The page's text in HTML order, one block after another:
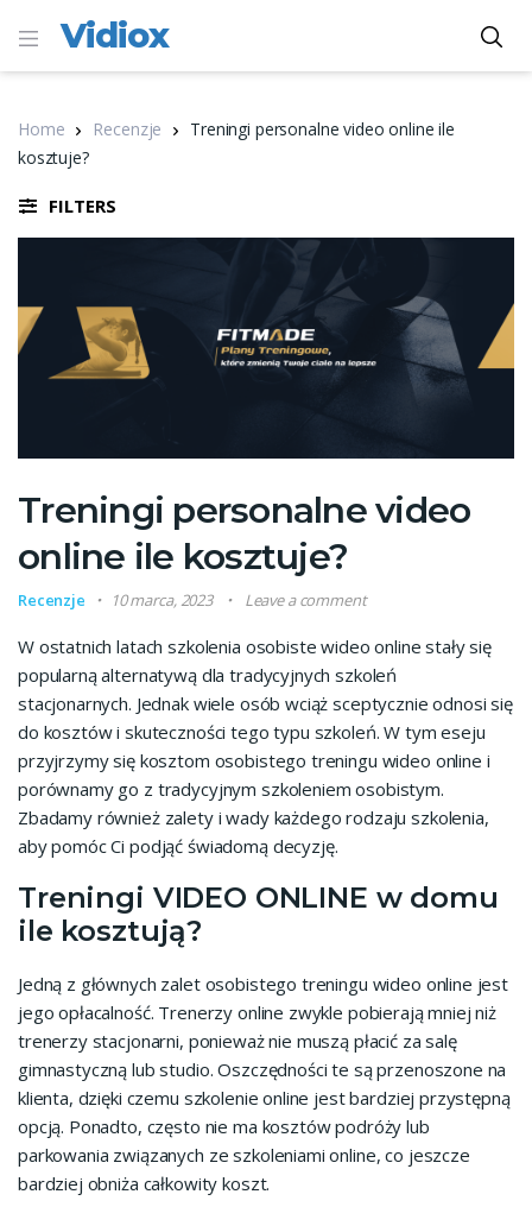
Vidiox
Home Recenzje
Treningi personalne video online ile
kosztuje?
FILTERS
Treningi personalne video
online ile kosztuje?
Recenzje 10 marca, 2023 Leave a comment
W ostatnich latach szkolenia osobiste wideo online stały się
popularną alternatywą dla tradycyjnych szkoleń
stacjonarnych. Jednak wiele osób wciąż sceptycznie odnosi się
do kosztów i skuteczności tego typu szkoleń. W tym eseju
przyjrzymy się kosztom osobistego treningu wideo online i
porównamy go z tradycyjnym szkoleniem osobistym.
Zbadamy również zalety i wady każdego rodzaju szkolenia,
aby pomóc Ci podjąć świadomą decyzję.
Treningi VIDEO ONLINE w domu
ile kosztują?
Jedną z głównych zalet osobistego treningu wideo online jest
jego opłacalność. Trenerzy online zwykle pobierają mniej niż
trenerzy stacjonarni, ponieważ nie muszą płacić za salę
gimnastyczną lub studio. Oszczędności te są przenoszone na
klienta, dzięki czemu szkolenie online jest bardziej przystępną
opcją. Ponadto, często nie ma kosztów podróży lub
parkowania związanych ze szkoleniami online, co jeszcze
bardziej obniża całkowity koszt.